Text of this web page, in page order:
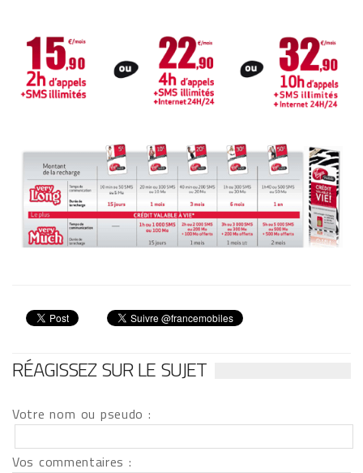
RÉAGISSEZ SUR LE SUJET
Votre nom ou pseudo :
Vos commentaires :